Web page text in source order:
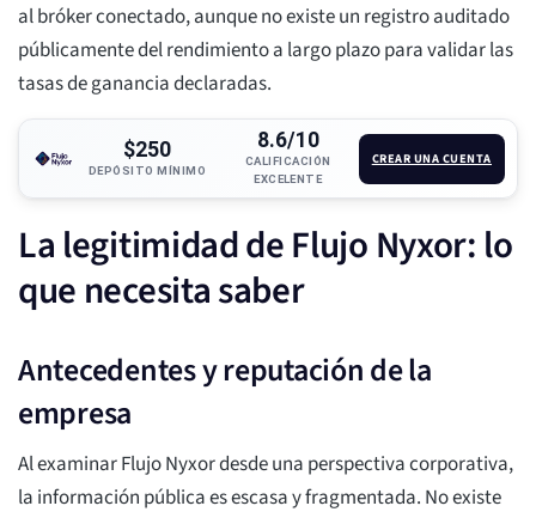
al bróker conectado, aunque no existe un registro auditado
públicamente del rendimiento a largo plazo para validar las
tasas de ganancia declaradas.
$250
DEPÓSITO MÍNIMO
8.6/10
CALIFICACIÓN
EXCELENTE
CREAR UNA CUENTA
La legitimidad de Flujo Nyxor: lo
que necesita saber
Antecedentes y reputación de la
empresa
Al examinar Flujo Nyxor desde una perspectiva corporativa,
la información pública es escasa y fragmentada. No existe